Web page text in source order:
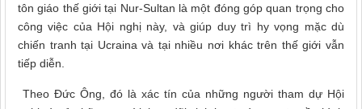
tôn giáo thế giới tại Nur-Sultan là một đóng góp quan trọng cho
công việc của Hội nghị này, và giúp duy trì hy vọng mặc dù
chiến tranh tại Ucraina và tại nhiều nơi khác trên thế giới vẫn
tiếp diễn.
Theo Đức Ông, đó là xác tín của những người tham dự Hội